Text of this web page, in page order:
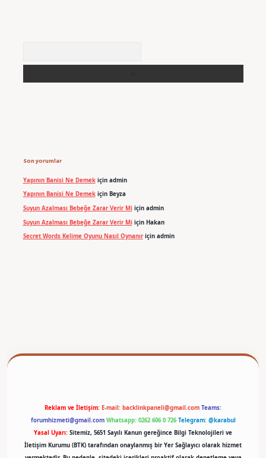
Son yorumlar
Yapının Banisi Ne Demekiçin admin
Yapının Banisi Ne Demekiçin Beyza
Suyun Azalması Bebeğe Zarar Verir Miiçin admin
Suyun Azalması Bebeğe Zarar Verir Miiçin Hakan
Secret Words Kelime Oyunu Nasıl Oynanıriçin admin
Reklam ve İletişim: E-mail: backlinkpaneli@gmail.com Teams:
forumhizmeti@gmail.com Whatsapp: 0262 606 0 726 Telegram: @karabul
Yasal Uyarı: Sitemiz, 5651 Sayılı Kanun gereğince Bilgi Teknolojileri ve
İletişim Kurumu (BTK) tarafından onaylanmış bir Yer Sağlayıcı olarak hizmet